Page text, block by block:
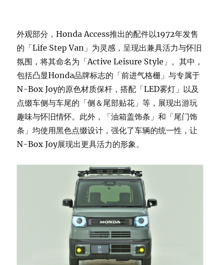
外观部分，Honda Access推出的配件以1972年发售
的「Life Step Van」为灵感，呈现出兼具活力与怀旧
氛围，将其命名为「Active Leisure Style」。其中，
包括凸显Honda品牌标志的「前进气格栅」与专属于
N-Box Joy的原色材质保杆，搭配「LED雾灯」以及
点缀车侧与车尾的「侧＆尾部贴花」等，展现出游玩
趣味与怀旧情怀。此外，「油箱盖饰条」和「尾门饰
条」均使用黑色点缀设计，强化了车辆的统一性，让
N-Box Joy展现出更具活力的形象。